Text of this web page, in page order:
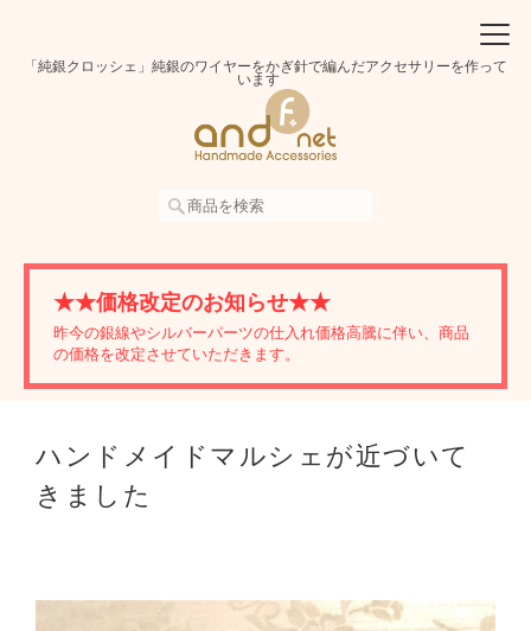
「純銀クロッシェ」純銀のワイヤーをかぎ針で編んだアクセサリーを作って
います
★★価格改定のお知らせ★★
昨今の銀線やシルバーパーツの仕入れ価格高騰に伴い、商品
の価格を改定させていただきます。
ハンドメイドマルシェが近づいて
きました